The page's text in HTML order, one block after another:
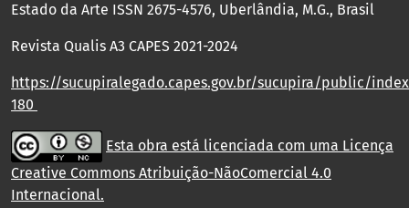
Estado da Arte ISSN 2675-4576, Uberlândia, M.G., Brasil
Revista Qualis A3 CAPES 2021-2024
https://sucupiralegado.capes.gov.br/sucupira/public/
180
Esta obra está licenciada com uma Licença
Creative Commons Atribuição-NãoComercial 4.0
Internacional.